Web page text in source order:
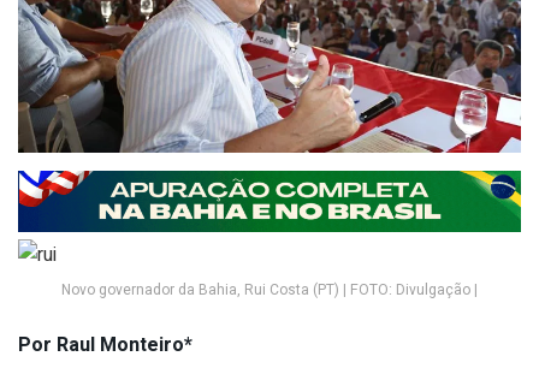
Novo governador da Bahia, Rui Costa (PT) | FOTO: Divulgação |
Por Raul Monteiro*